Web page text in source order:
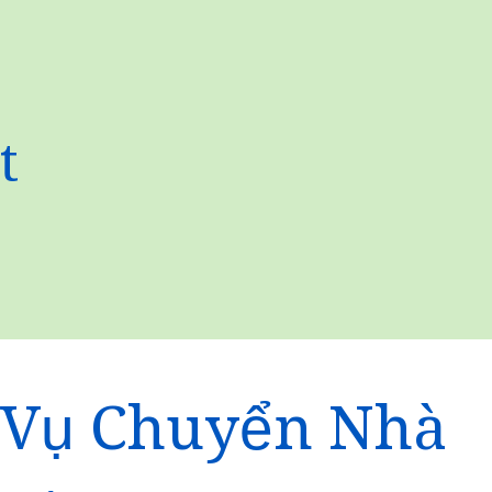
Chuyển Nhà